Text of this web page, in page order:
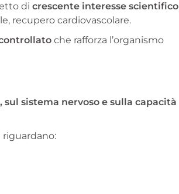
di crescente interesse scientifico
recupero cardiovascolare.
che rafforza l’organismo
sistema nervoso e sulla capacità
riguardano: